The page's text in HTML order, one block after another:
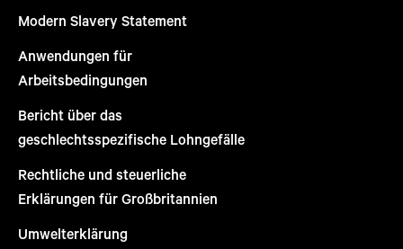
Modern Slavery Statement
Anwendungen für
Arbeitsbedingungen
Bericht über das
geschlechtsspezifische Lohngefälle
Rechtliche und steuerliche
Erklärungen für Großbritannien
Umwelterklärung